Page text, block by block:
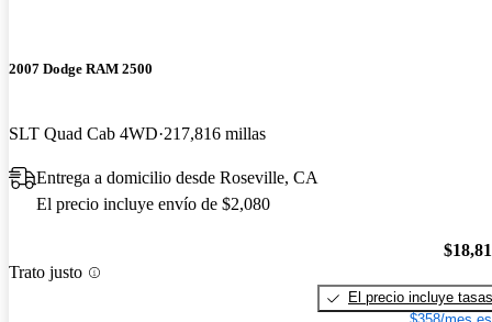
2007 Dodge RAM 2500
SLT Quad Cab 4WD 217,816 millas
Entrega a domicilio desde Roseville, CA
El precio incluye envío de $2,080
Trato justo
El precio incluye tasas